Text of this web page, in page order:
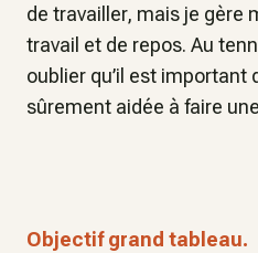
de travailler, mais je gère
travail et de repos. Au
oublier qu’il est important
sûrement aidée à faire
Objectif grand tableau.